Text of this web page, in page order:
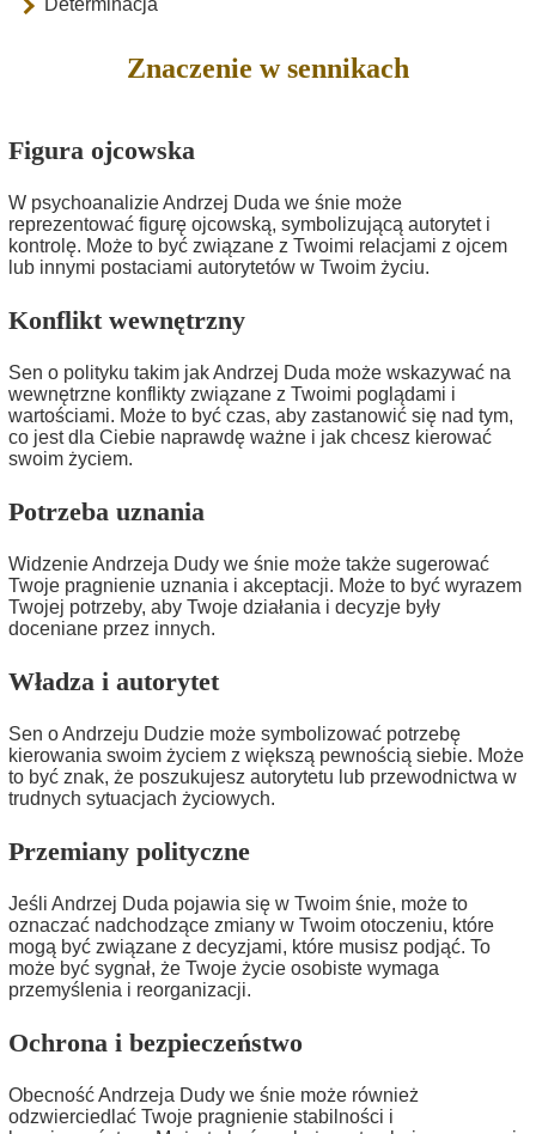
Determinacja
Znaczenie w sennikach
Figura ojcowska
W psychoanalizie Andrzej Duda we śnie może
reprezentować figurę ojcowską, symbolizującą autorytet i
kontrolę. Może to być związane z Twoimi relacjami z ojcem
lub innymi postaciami autorytetów w Twoim życiu.
Konflikt wewnętrzny
Sen o polityku takim jak Andrzej Duda może wskazywać na
wewnętrzne konflikty związane z Twoimi poglądami i
wartościami. Może to być czas, aby zastanowić się nad tym,
co jest dla Ciebie naprawdę ważne i jak chcesz kierować
swoim życiem.
Potrzeba uznania
Widzenie Andrzeja Dudy we śnie może także sugerować
Twoje pragnienie uznania i akceptacji. Może to być wyrazem
Twojej potrzeby, aby Twoje działania i decyzje były
doceniane przez innych.
Władza i autorytet
Sen o Andrzeju Dudzie może symbolizować potrzebę
kierowania swoim życiem z większą pewnością siebie. Może
to być znak, że poszukujesz autorytetu lub przewodnictwa w
trudnych sytuacjach życiowych.
Przemiany polityczne
Jeśli Andrzej Duda pojawia się w Twoim śnie, może to
oznaczać nadchodzące zmiany w Twoim otoczeniu, które
mogą być związane z decyzjami, które musisz podjąć. To
może być sygnał, że Twoje życie osobiste wymaga
przemyślenia i reorganizacji.
Ochrona i bezpieczeństwo
Obecność Andrzeja Dudy we śnie może również
odzwierciedlać Twoje pragnienie stabilności i